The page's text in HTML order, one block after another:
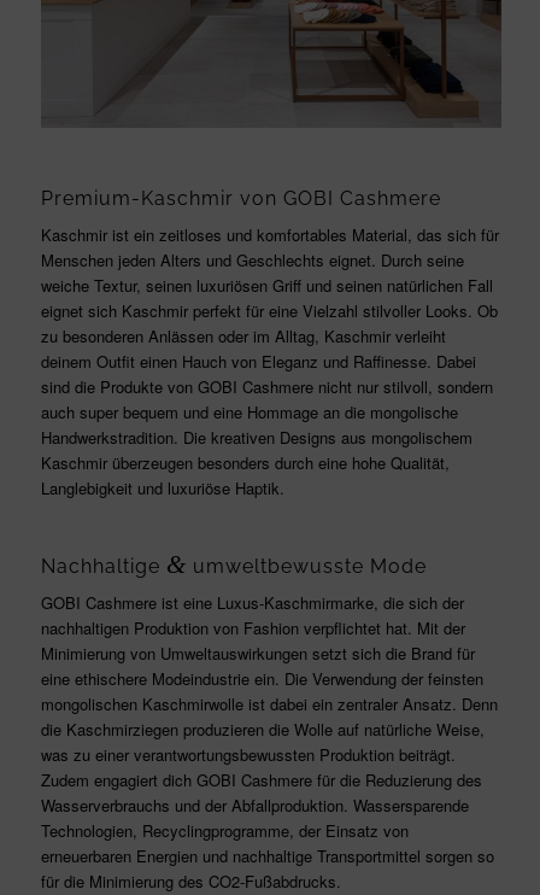
Premium-Kaschmir von GOBI Cashmere
Kaschmir ist ein zeitloses und komfortables Material, das sich für
Menschen jeden Alters und Geschlechts eignet. Durch seine
weiche Textur, seinen luxuriösen Griff und seinen natürlichen Fall
eignet sich Kaschmir perfekt für eine Vielzahl stilvoller Looks. Ob
zu besonderen Anlässen oder im Alltag, Kaschmir verleiht
deinem Outfit einen Hauch von Eleganz und Raffinesse. Dabei
sind die Produkte von GOBI Cashmere nicht nur stilvoll, sondern
auch super bequem und eine Hommage an die mongolische
Handwerkstradition. Die kreativen Designs aus mongolischem
Kaschmir überzeugen besonders durch eine hohe Qualität,
Langlebigkeit und luxuriöse Haptik.
Nachhaltige & umweltbewusste Mode
GOBI Cashmere ist eine Luxus-Kaschmirmarke, die sich der
nachhaltigen Produktion von Fashion verpflichtet hat. Mit der
Minimierung von Umweltauswirkungen setzt sich die Brand für
eine ethischere Modeindustrie ein. Die Verwendung der feinsten
mongolischen Kaschmirwolle ist dabei ein zentraler Ansatz. Denn
die Kaschmirziegen produzieren die Wolle auf natürliche Weise,
was zu einer verantwortungsbewussten Produktion beiträgt.
Zudem engagiert dich GOBI Cashmere für die Reduzierung des
Wasserverbrauchs und der Abfallproduktion. Wassersparende
Technologien, Recyclingprogramme, der Einsatz von
erneuerbaren Energien und nachhaltige Transportmittel sorgen so
für die Minimierung des CO2-Fußabdrucks.